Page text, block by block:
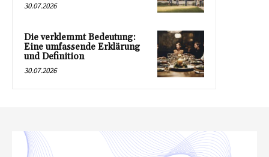
30.07.2026
Die verklemmt Bedeutung:
Eine umfassende Erklärung
und Definition
30.07.2026